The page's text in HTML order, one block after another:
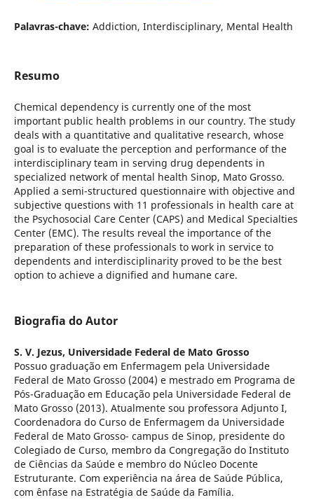
Palavras-chave: Addiction, Interdisciplinary, Mental Health
Resumo
Chemical dependency is currently one of the most
important public health problems in our country. The study
deals with a quantitative and qualitative research, whose
goal is to evaluate the perception and performance of the
interdisciplinary team in serving drug dependents in
specialized network of mental health Sinop, Mato Grosso.
Applied a semi-structured questionnaire with objective and
subjective questions with 11 professionals in health care at
the Psychosocial Care Center (CAPS) and Medical Specialties
Center (EMC). The results reveal the importance of the
preparation of these professionals to work in service to
dependents and interdisciplinarity proved to be the best
option to achieve a dignified and humane care.
Biografia do Autor
S. V. Jezus, Universidade Federal de Mato Grosso
Possuo graduação em Enfermagem pela Universidade
Federal de Mato Grosso (2004) e mestrado em Programa de
Pós-Graduação em Educação pela Universidade Federal de
Mato Grosso (2013). Atualmente sou professora Adjunto I,
Coordenadora do Curso de Enfermagem da Universidade
Federal de Mato Grosso- campus de Sinop, presidente do
Colegiado de Curso, membro da Congregação do Instituto
de Ciências da Saúde e membro do Núcleo Docente
Estruturante. Com experiência na área de Saúde Pública,
com ênfase na Estratégia de Saúde da Família.